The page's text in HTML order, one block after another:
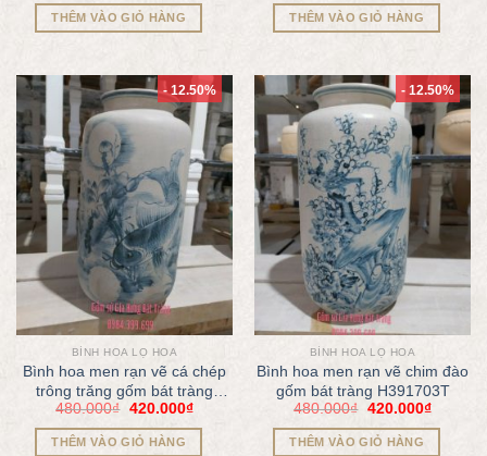
THÊM VÀO GIỎ HÀNG THÊM VÀO GIỎ HÀNG
- 12.50%
BÌNH HOA LỌ HOA
Bình hoa men rạn vẽ cá chép
trông trăng gốm bát tràng
H391702T
480.000₫ 420.000₫
THÊM VÀO GIỎ HÀNG
- 12.50%
BÌNH HOA LỌ HOA
Bình hoa men rạn vẽ chim đào
gốm bát tràng H391703T
480.000₫ 420.000₫
THÊM VÀO GIỎ HÀNG